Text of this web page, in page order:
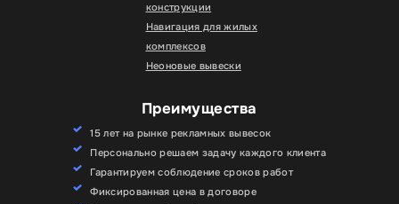
конструкции
Навигация для жилых
комплексов
Неоновые вывески
Преимущества
15 лет на рынке рекламных вывесок
Персонально решаем задачу каждого клиента
Гарантируем соблюдение сроков работ
Фиксированная цена в договоре